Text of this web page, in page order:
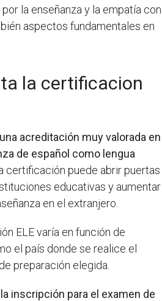
la enseñanza y la empatía con
aspectos fundamentales en
la certificacion
acreditación muy valorada en
de español como lengua
certificación puede abrir puertas
educativas y aumentar
en el extranjero.
ELE varía en función de
el país donde se realice el
preparación elegida.
inscripción para el examen de